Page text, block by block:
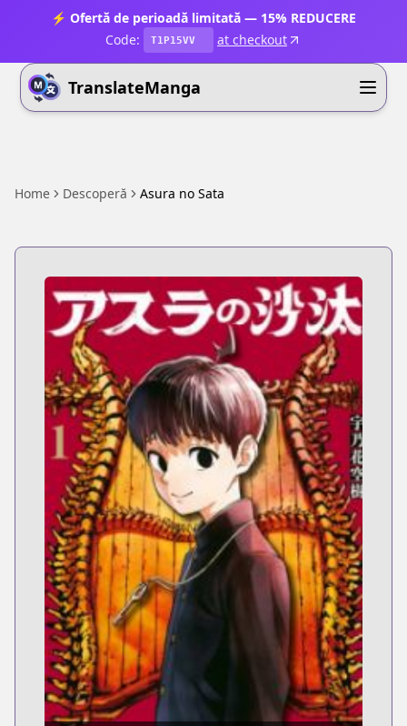
⚡ Ofertă de perioadă limitată — 15% REDUCERE
Code:
T1P15VV at checkout
TranslateManga
Home Descoperă Asura no Sata